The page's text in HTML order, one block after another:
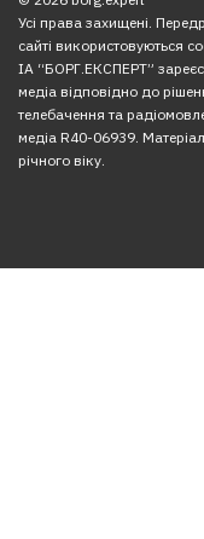
Усі права захищені.
сайті використовуються
ІА “БОРГ.ЕКСПЕРТ”
медіа відповідно до
телебачення та
медіа R40-06939.
річного віку.